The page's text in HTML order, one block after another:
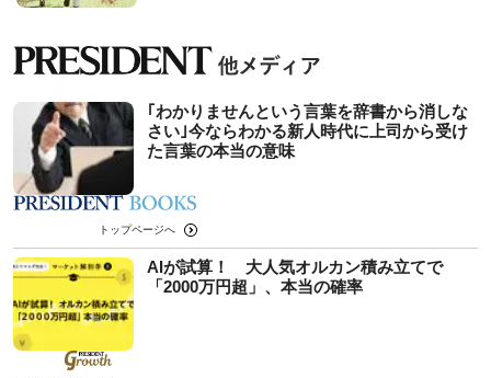
｢わかりませんという言葉を辞書から消しな
さい｣今ならわかる新人時代に上司から受け
た言葉の本当の意味
トップページへ
AIが試算！ 大人気オルカン積み立てで
「2000万円超」、本当の確率